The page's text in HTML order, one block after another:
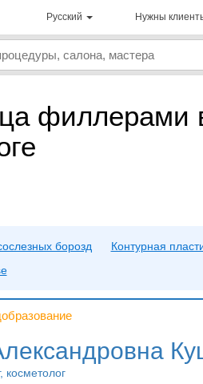
Русский Нужны
филлерами
борозд
Контурная
косметолог